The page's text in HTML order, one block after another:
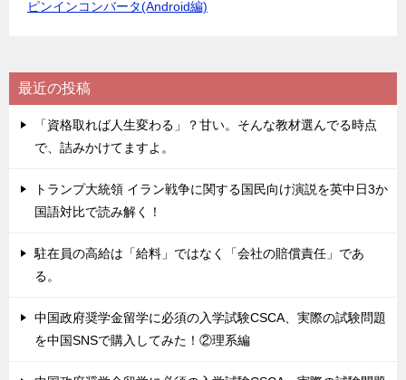
ピンインコンバータ(Android編)
最近の投稿
「資格取れば人生変わる」？甘い。そんな教材選んでる時点
で、詰みかけてますよ。
トランプ大統領 イラン戦争に関する国民向け演説を英中日3か
国語対比で読み解く！
駐在員の高給は「給料」ではなく「会社の賠償責任」であ
る。
中国政府奨学金留学に必須の入学試験CSCA、実際の試験問題
を中国SNSで購入してみた！②理系編